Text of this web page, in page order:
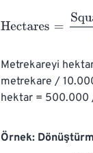
Hectares
Metrekareyi
metrekare /
hektar = 500.000
Örnek: